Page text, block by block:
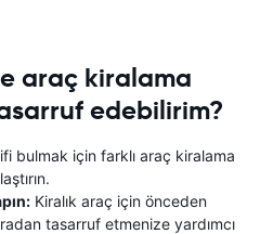
araç kiralama
edebilirim?
bulmak için farklı araç kiralama
Kiralık araç için önceden
tasarruf etmenize yardımcı